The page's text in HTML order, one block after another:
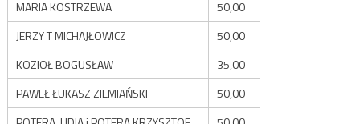
MARIA KOSTRZEWA
50,00
JERZY T MICHAJŁOWICZ
50,00
KOZIOŁ BOGUSŁAW
35,00
PAWEŁ ŁUKASZ ZIEMIAŃSKI
50,00